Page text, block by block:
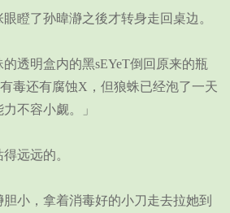
了孙暐瀞之後才转身走回桌边。
明盒内的黑sEYeT倒回原来的瓶
毒还有腐蚀X，但狼蛛已经泡了一天
不容小觑。」
远远的。
，拿着消毒好的小刀走去拉她到